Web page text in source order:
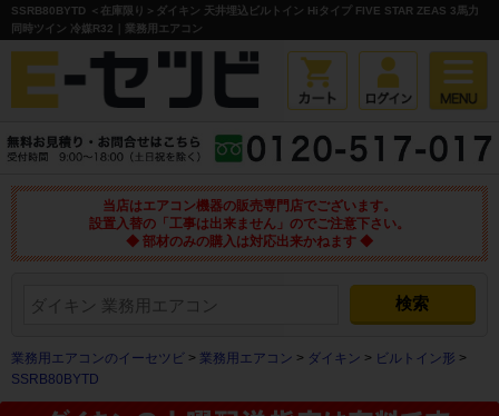
SSRB80BYTD ＜在庫限り＞ダイキン 天井埋込ビルトイン Hiタイプ FIVE STAR ZEAS 3馬力
同時ツイン 冷媒R32｜業務用エアコン
当店はエアコン機器の販売専門店でございます。
設置入替の「工事は出来ません」のでご注意下さい。
◆ 部材のみの購入は対応出来かねます ◆
業務用エアコンのイーセツビ > 業務用エアコン > ダイキン > ビルトイン形 >
SSRB80BYTD